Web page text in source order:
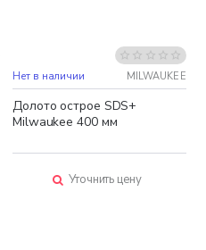
Нет в наличии MILWAUKEE
Долото острое SDS+
Milwaukee 400 мм
Уточнить цену